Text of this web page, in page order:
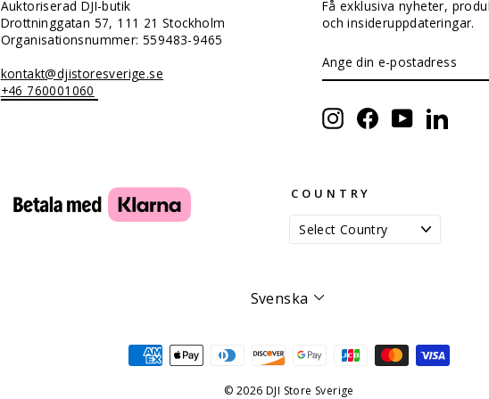
Auktoriserad DJI-butik
Drottninggatan 57, 111 21 Stockholm
Organisationsnummer: 559483-9465
kontakt@djistoresverige.se
+46 760001060
Få exklusiva nyheter,
och insideruppdateringar.
DIN
E-
InstagramFacebookYouTubeLinkedIn
COUNTRY
Språk
Svenska
© 2026 DJI Store Sverige